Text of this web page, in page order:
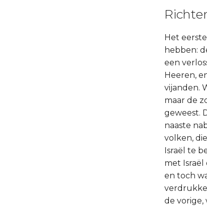
Het
hebben:
een
Heeren,
vijanden.
maar de
geweest.
naaste
volken,
Israël te
met Israël
en toch
de vorige,